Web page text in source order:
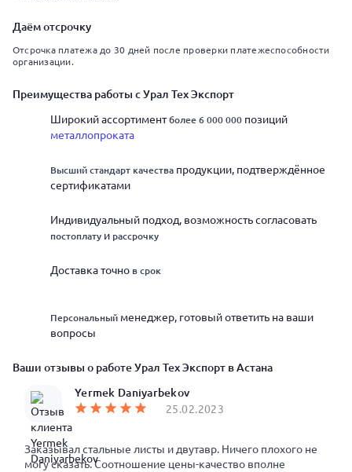
Даём отсрочку
Отсрочка платежа до 30 дней после проверки платежеспособности
организации.
Преимущества работы с Урал Тех Экспорт
Широкий ассортиментболее 6 000 000 позиций
металлопроката
Высший стандарт качества продукции, подтверждённое
сертификатами
Индивидуальный подход, возможность согласовать
постоплату и рассрочку
Доставка точно в срок
Персональный менеджер, готовый ответить на ваши
вопросы
Ваши отзывы о работе Урал Тех Экспорт в Астана
Yermek Daniyarbekov
25.02.2023
Заказывал стальные листы и двутавр. Ничего плохого не
могу сказать. Соотношение цены-качество вполне